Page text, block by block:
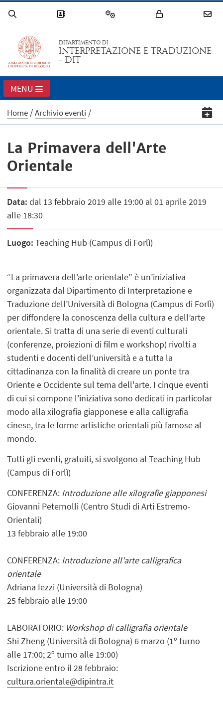
DIPARTIMENTO DI
INTERPRETAZIONE E TRADUZIONE
- DIT
MENU
Home Archivio eventi
La Primavera dell'Arte
Orientale
Data: dal 13 febbraio 2019 alle 19:00 al 01 aprile 2019
alle 18:30
Luogo: Teaching Hub (Campus di Forlì)
“La primavera dell’arte orientale” è un’iniziativa
organizzata dal Dipartimento di Interpretazione e
Traduzione dell’Università di Bologna (Campus di Forlì)
per diffondere la conoscenza della cultura e dell’arte
orientale. Si tratta di una serie di eventi culturali
(conferenze, proiezioni di film e workshop) rivolti a
studenti e docenti dell’università e a tutta la
cittadinanza con la finalità di creare un ponte tra
Oriente e Occidente sul tema dell'arte. I cinque eventi
di cui si compone l'iniziativa sono dedicati in particolar
modo alla xilografia giapponese e alla calligrafia
cinese, tra le forme artistiche orientali più famose al
mondo.
Tutti gli eventi, gratuiti, si svolgono al Teaching Hub
(Campus di Forlì)
CONFERENZA: Introduzione alle xilografie giapponesi
Giovanni Peternolli (Centro Studi di Arti Estremo-
Orientali)
13 febbraio alle 19:00
CONFERENZA: Introduzione all'arte calligrafica
orientale
Adriana Iezzi (Università di Bologna)
25 febbraio alle 19:00
LABORATORIO: Workshop di calligrafia orientale
Shi Zheng (Università di Bologna) 6 marzo (1º turno
alle 17:00; 2º turno alle 19:00)
Iscrizione entro il 28 febbraio:
cultura.orientale@dipintra.it